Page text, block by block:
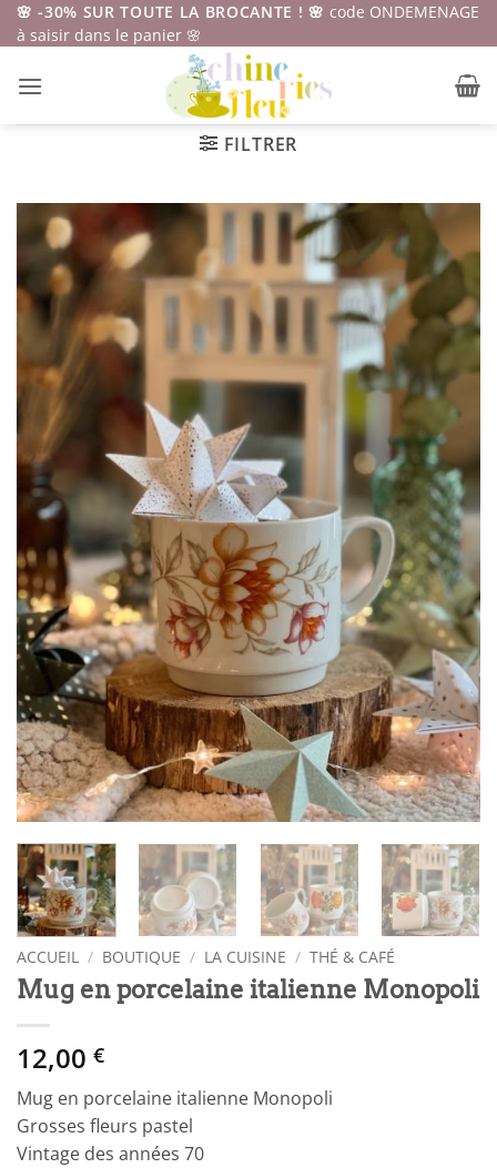
Passer
au
🌸 -30% SUR TOUTE LA BROCANTE ! 🌸 code ONDEMENAGE
à saisir dans le panier 🌸
FILTRER
ACCUEIL / BOUTIQUE / LA CUISINE / THÉ & CAFÉ
Mug en porcelaine italienne Monopoli
12,00 €
Mug en porcelaine italienne Monopoli
Grosses fleurs pastel
Vintage des années 70